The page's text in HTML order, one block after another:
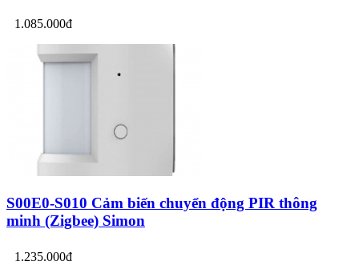
1.085.000đ
S00E0-S010 Cảm biến chuyển động PIR thông
minh (Zigbee) Simon
1.235.000đ